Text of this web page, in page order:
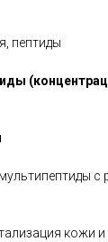
пептиды
с
кожи и